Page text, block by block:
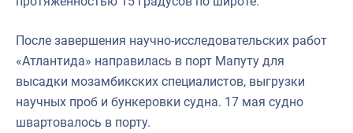
После завершения научно-исследовательских работ
«Атлантида» направилась в порт Мапуту для
высадки мозамбикских специалистов, выгрузки
научных проб и бункеровки судна. 17 мая судно
швартовалось в порту.